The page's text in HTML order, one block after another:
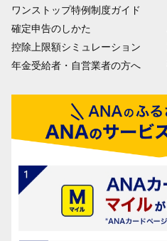
ワンストップ特例制度ガイド
確定申告のしかた
控除上限額シミュレーション
年金受給者・自営業者の方へ